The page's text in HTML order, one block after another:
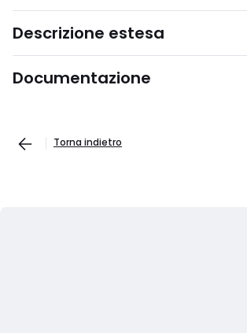
Descrizione estesa
Documentazione
Torna indietro